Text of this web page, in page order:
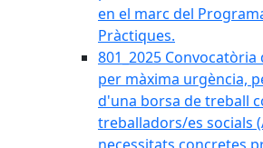
en el marc del
Pràctiques.
801_2025
per màxima urgència,
d'una borsa de treball
treballadors/es socials